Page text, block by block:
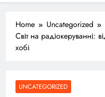
Home
Uncategorized
Світ на радіокеруванні:
хобі
UNCATEGORIZED